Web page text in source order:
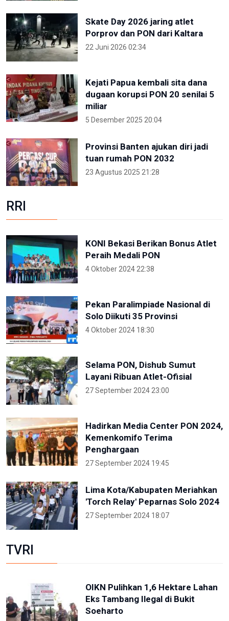
Skate Day 2026 jaring atlet
Porprov dan PON dari Kaltara
22 Juni 2026 02:34
Kejati Papua kembali sita dana
dugaan korupsi PON 20 senilai 5
miliar
5 Desember 2025 20:04
Provinsi Banten ajukan diri jadi
tuan rumah PON 2032
23 Agustus 2025 21:28
RRI
KONI Bekasi Berikan Bonus Atlet
Peraih Medali PON
4 Oktober 2024 22:38
Pekan Paralimpiade Nasional di
Solo Diikuti 35 Provinsi
4 Oktober 2024 18:30
Selama PON, Dishub Sumut
Layani Ribuan Atlet-Ofisial
27 September 2024 23:00
Hadirkan Media Center PON 2024,
Kemenkomifo Terima
Penghargaan
27 September 2024 19:45
Lima Kota/Kabupaten Meriahkan
'Torch Relay' Peparnas Solo 2024
27 September 2024 18:07
TVRI
OIKN Pulihkan 1,6 Hektare Lahan
Eks Tambang Ilegal di Bukit
Soeharto